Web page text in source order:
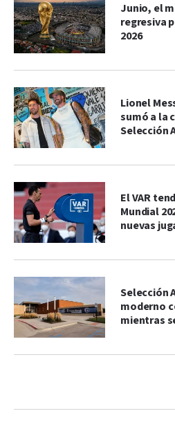
Junio, el
regresiva
2026
Lionel
sumó a la
Selección
El VAR
Mundial
nuevas
Selección
moderno
mientras